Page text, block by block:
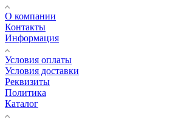
О компании
Контакты
Информация
Условия оплаты
Условия доставки
Реквизиты
Политика
Каталог